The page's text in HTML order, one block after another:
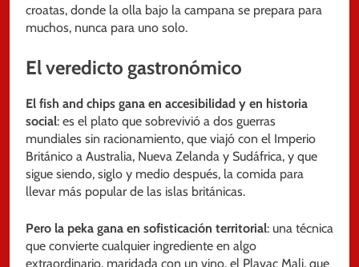
croatas, donde la olla bajo la campana se prepara para
muchos, nunca para uno solo.
El veredicto gastronómico
El fish and chips gana en accesibilidad y en historia
social: es el plato que sobrevivió a dos guerras
mundiales sin racionamiento, que viajó con el Imperio
Británico a Australia, Nueva Zelanda y Sudáfrica, y que
sigue siendo, siglo y medio después, la comida para
llevar más popular de las islas británicas.
Pero la peka gana en sofisticación territorial: una técnica
que convierte cualquier ingrediente en algo
extraordinario, maridada con un vino, el Plavac Mali, que